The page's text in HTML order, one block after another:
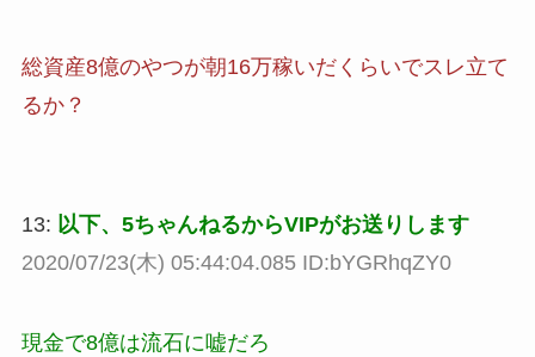
総資産8億のやつが朝16万稼いだくらいでスレ立て
るか？
13: 以下、5ちゃんねるからVIPがお送りします
2020/07/23(木) 05:44:04.085 ID:bYGRhqZY0
現金で8億は流石に嘘だろ